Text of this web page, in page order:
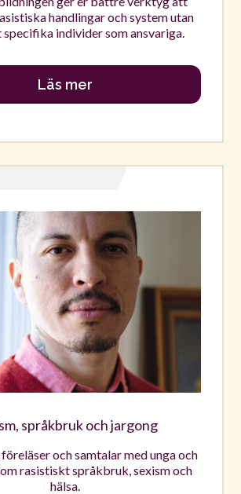
handlingar och system utan
individer som ansvariga.
Läs mer
språkbruk och jargong
och samtalar med unga och
rasistiskt språkbruk, sexism och
hälsa.